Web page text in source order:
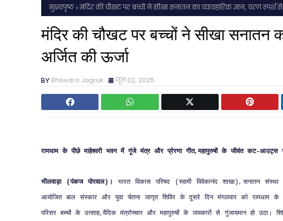
मुख्यपृष्ठ मंदिर की चौखट पर बच्चों ने सीखा सनातन का व्यावहारिक ज्ञान, चरण स्पर्श से
मंदिर की चौखट पर बच्चों ने सीखा सनातन
अर्जित की ऊर्जा
Bhilwara Jagruk जून 02, 2026
रामधाम के पीछे माहेश्वरी भवन में गूंजे मंत्र और प्रेरणा गीत,महापुरुषों के जीवंत कट-आउट्स
भीलवाड़ा(पंकज पोरवाल) । भारत विकास परिषद(स्वामी विवेकानंद शाखा) ,सनातन संस्था
आयोजित बाल संस्कार और युवा चेतना जागृत शिविर के दूसरे दिन मंगलवार को रामधाम के
परिसर बच्चों के उत्साह,वैदिक मंत्रोच्चार और महापुरुषों के जयकारों से गुंजायमान हो उठा।